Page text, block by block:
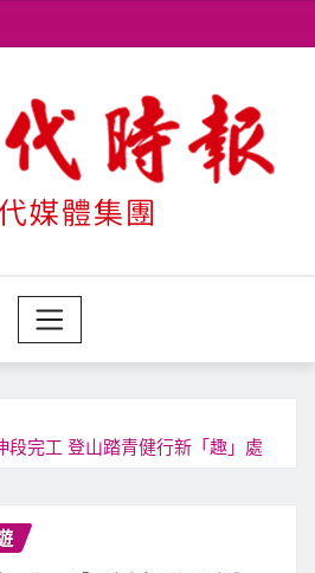
段完工 登山踏青健行新「趣」處